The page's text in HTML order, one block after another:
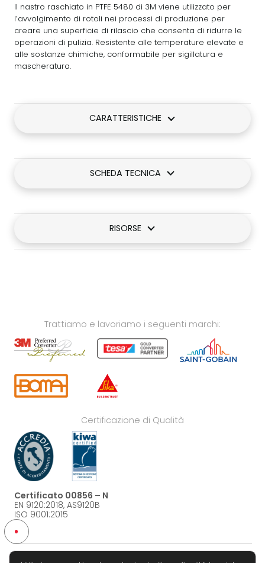
Il nastro raschiato in PTFE 5480 di 3M viene utilizzato per
l’avvolgimento di rotoli nei processi di produzione per
creare una superficie di rilascio che consenta di ridurre le
operazioni di pulizia. Resistente alle temperature elevate e
alle sostanze chimiche, conformabile per sigillatura e
mascheratura.
CARATTERISTICHE
SCHEDA TECNICA
RISORSE
Trattiamo e lavoriamo i seguenti marchi:
Certificazione di Qualità
Certificato 00856 – N
EN 9120:2018, AS9120B
ISO 9001:2015